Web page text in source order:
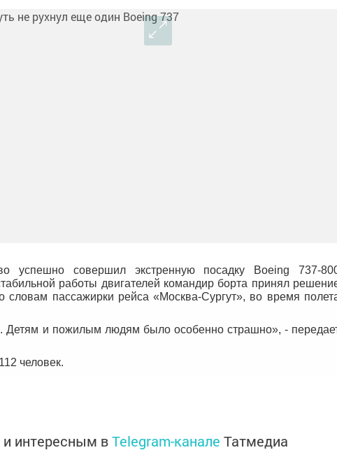
успешно совершил экстренную посадку Boeing 737-
работы двигателей командир борта принял
словам пассажирки рейса «Москва-Сургут», во время
Детям и пожилым людям было особенно страшно», -
человек.
интересным вTelegram-канале Татмедиа